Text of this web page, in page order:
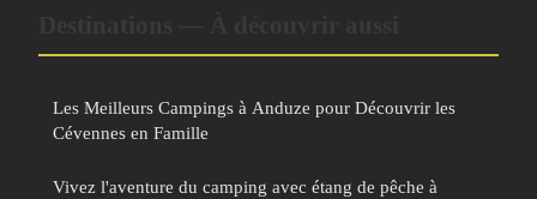
Les Meilleurs Campings à Anduze pour Découvrir les
Cévennes en Famille
Vivez l'aventure du camping avec étang de pêche à